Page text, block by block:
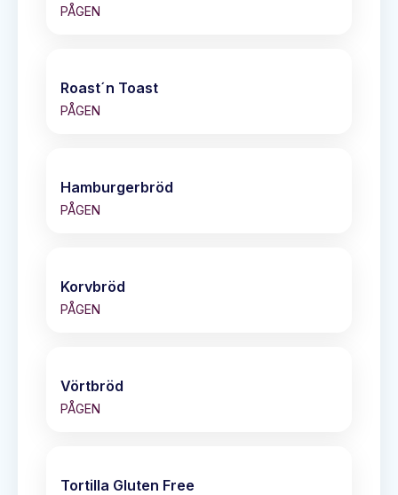
PÅGEN
Roast´n Toast
PÅGEN
Hamburgerbröd
PÅGEN
Korvbröd
PÅGEN
Vörtbröd
PÅGEN
Tortilla Gluten Free